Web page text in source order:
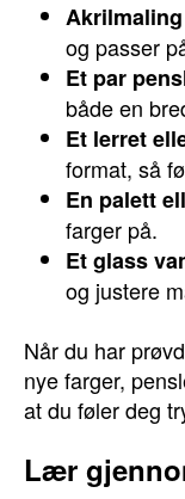
Akrilmaling
og passer
Et par
både en
Et lerret
format, så
En palett
farger på.
Et glass
og justere
Når du har
nye farger,
at du føler deg
Lær